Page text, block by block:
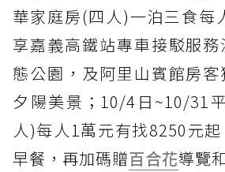
華家庭房(四人)一泊三食每
享嘉義高鐵站專車接駁服
態公園，及阿里山賓館房
夕陽美景；10/4日~10/31
人)每人1萬元有找8250元
早餐，再加碼贈百合花導覽